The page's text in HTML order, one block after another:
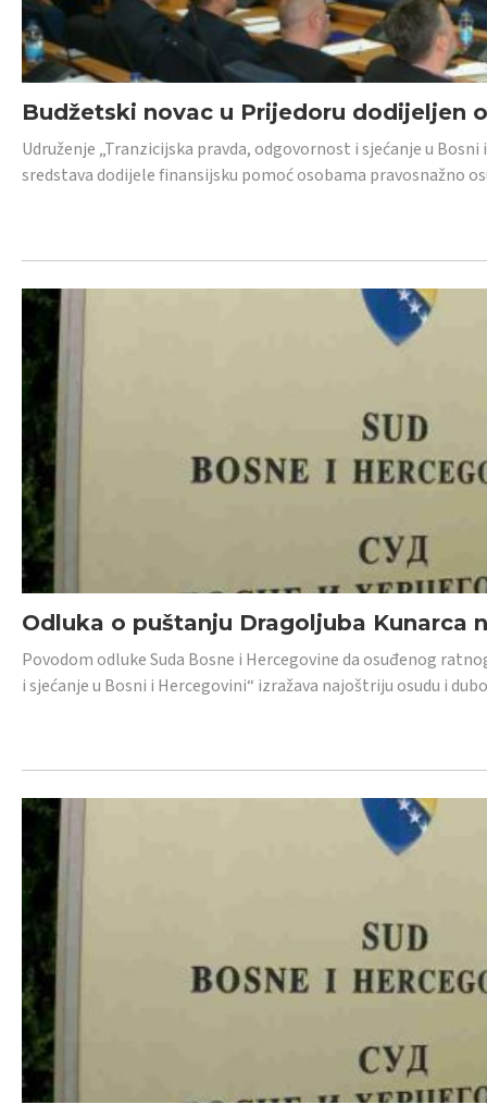
Budžetski novac u Prijedoru dodijeljen
Udruženje „Tranzicijska pravda, odgovornost i sjećanje u
sredstava dodijele finansijsku pomoć osobama pravosnažno
Odluka o puštanju Dragoljuba Kunarca
Povodom odluke Suda Bosne i Hercegovine da osuđenog
i sjećanje u Bosni i Hercegovini“ izražava najoštriju osudu i